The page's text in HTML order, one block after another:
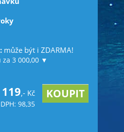
může být i ZDARMA!
za 3 000,00 ▼
119,- Kč
98,35